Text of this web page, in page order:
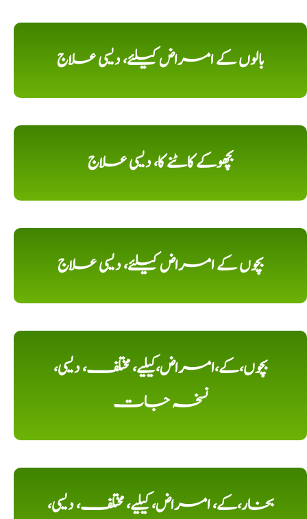
بالوں کے امراض کیلئے، دیسی علاج
بچھوکے کاٹنے کا، دیسی علاج
بچوں کے امراض کیلئے، دیسی علاج
بچوں،کے،امراض،کیلیے، مختلف، دیسی،
نسخہ جات
بخار،کے، امراض، کیلیے، مختلف، دیسی،